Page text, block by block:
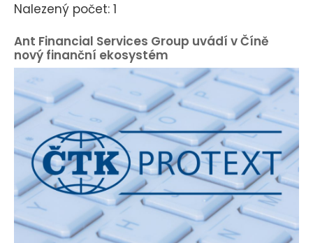
Nalezený počet: 1
Ant Financial Services Group uvádí v Číně
nový finanční ekosystém